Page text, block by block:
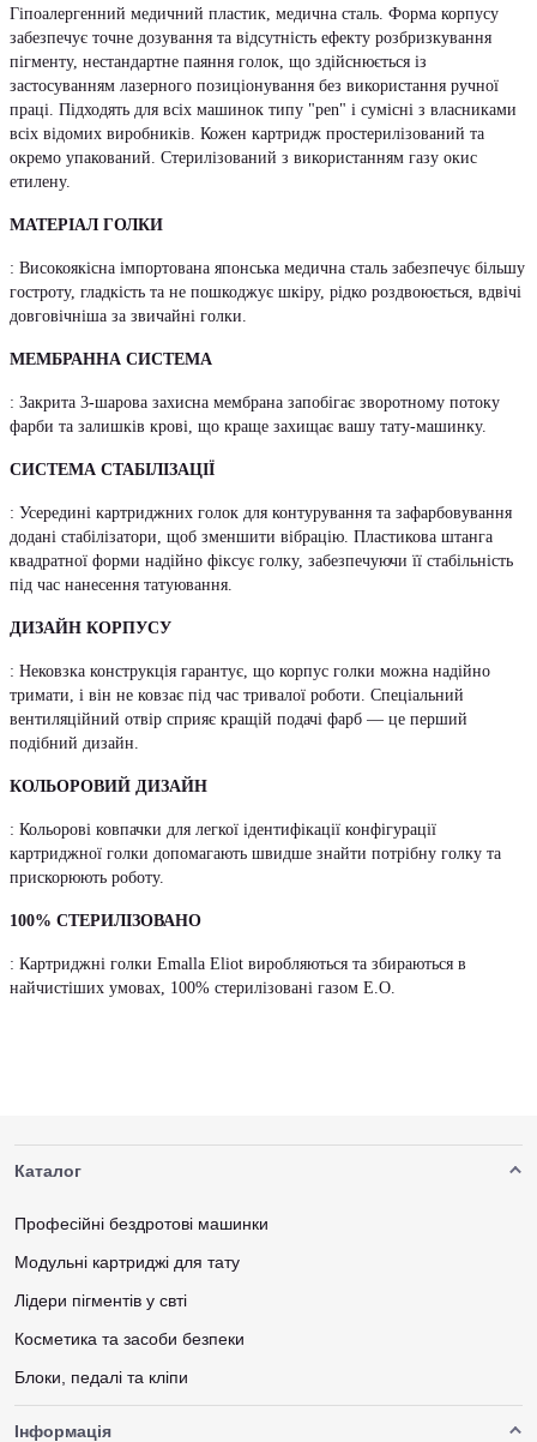
Гіпоалергенний медичний пластик, медична сталь. Форма корпусу
забезпечує точне дозування та відсутність ефекту розбризкування
пігменту, нестандартне паяння голок, що здійснюється із
застосуванням лазерного позиціонування без використання ручної
праці. Підходять для всіх машинок типу "pen" і сумісні з власниками
всіх відомих виробників. Кожен картридж простерилізований та
окремо упакований. Стерилізований з використанням газу окис
етилену.
МАТЕРІАЛ ГОЛКИ
: Високоякісна імпортована японська медична сталь забезпечує більшу
гостроту, гладкість та не пошкоджує шкіру, рідко роздвоюється, вдвічі
довговічніша за звичайні голки.
МЕМБРАННА СИСТЕМА
: Закрита 3-шарова захисна мембрана запобігає зворотному потоку
фарби та залишків крові, що краще захищає вашу тату-машинку.
СИСТЕМА СТАБІЛІЗАЦІЇ
: Усередині картриджних голок для контурування та зафарбовування
додані стабілізатори, щоб зменшити вібрацію. Пластикова штанга
квадратної форми надійно фіксує голку, забезпечуючи її стабільність
під час нанесення татуювання.
ДИЗАЙН КОРПУСУ
: Нековзка конструкція гарантує, що корпус голки можна надійно
тримати, і він не ковзає під час тривалої роботи. Спеціальний
вентиляційний отвір сприяє кращій подачі фарб — це перший
подібний дизайн.
КОЛЬОРОВИЙ ДИЗАЙН
: Кольорові ковпачки для легкої ідентифікації конфігурації
картриджної голки допомагають швидше знайти потрібну голку та
прискорюють роботу.
100% СТЕРИЛІЗОВАНО
: Картриджні голки Emalla Eliot виробляються та збираються в
найчистіших умовах, 100% стерилізовані газом E.O.
Каталог
Професійні бездротові машинки
Модульні картриджі для тату
Лідери пігментів у свті
Косметика та засоби безпеки
Блоки, педалі та кліпи
Інформація